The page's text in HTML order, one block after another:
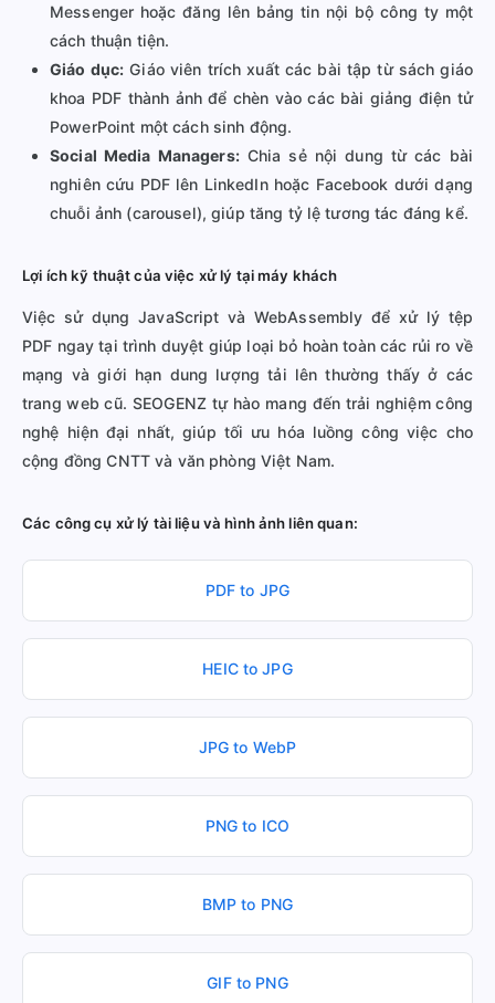
Messenger hoặc đăng lên bảng tin nội bộ công ty một
cách thuận tiện.
Giáo dục: Giáo viên trích xuất các bài tập từ sách giáo
khoa PDF thành ảnh để chèn vào các bài giảng điện tử
PowerPoint một cách sinh động.
Social Media Managers:Chia sẻ nội dung từ các bài
nghiên cứu PDF lên LinkedIn hoặc Facebook dưới dạng
chuỗi ảnh (carousel), giúp tăng tỷ lệ tương tác đáng kể.
Lợi ích kỹ thuật của việc xử lý tại máy khách
Việc sử dụng JavaScript và WebAssembly để xử lý tệp
PDF ngay tại trình duyệt giúp loại bỏ hoàn toàn các rủi ro về
mạng và giới hạn dung lượng tải lên thường thấy ở các
trang web cũ. SEOGENZ tự hào mang đến trải nghiệm công
nghệ hiện đại nhất, giúp tối ưu hóa luồng công việc cho
cộng đồng CNTT và văn phòng Việt Nam.
Các công cụ xử lý tài liệu và hình ảnh liên quan:
PDF to JPG
HEIC to JPG
JPG to WebP
PNG to ICO
BMP to PNG
GIF to PNG